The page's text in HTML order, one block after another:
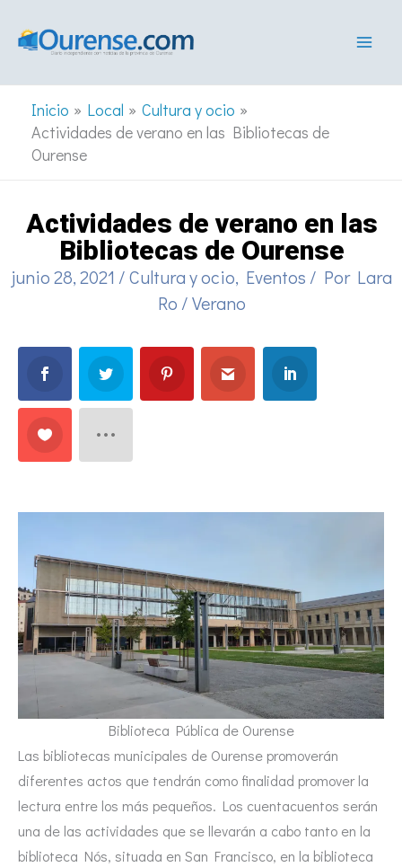
Inicio Local
Cultura y ocio
Actividades de verano en las Bibliotecas de
Ourense
Actividades de verano en las
Bibliotecas de Ourense
junio 28, 2021 /Cultura y ocio, Eventos / Por Lara
Ro /Verano
Biblioteca Pública de Ourense
Las bibliotecas municipales de Ourense promoverán
diferentes actos que tendrán como finalidad promover la
lectura entre los más pequeños. Los cuentacuentos serán
una de las actividades que se llevarán a cabo tanto en la
biblioteca Nós, situada en San Francisco, en la biblioteca